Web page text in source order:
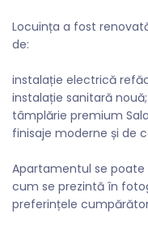
Locuința a fost
de:
instalație electrică
instalație sanitară nouă;
tâmplărie premium
finisaje moderne și de
Apartamentul se
cum se prezintă în
preferințele